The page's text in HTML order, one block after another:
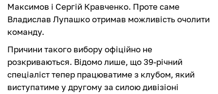
Максимов і Сергій Кравченко. Проте саме
Владислав Лупашко отримав можливість очолити
команду.
Причини такого вибору офіційно не
розкриваються. Відомо лише, що 39-річний
спеціаліст тепер працюватиме з клубом, який
виступатиме у другому за силою дивізіоні